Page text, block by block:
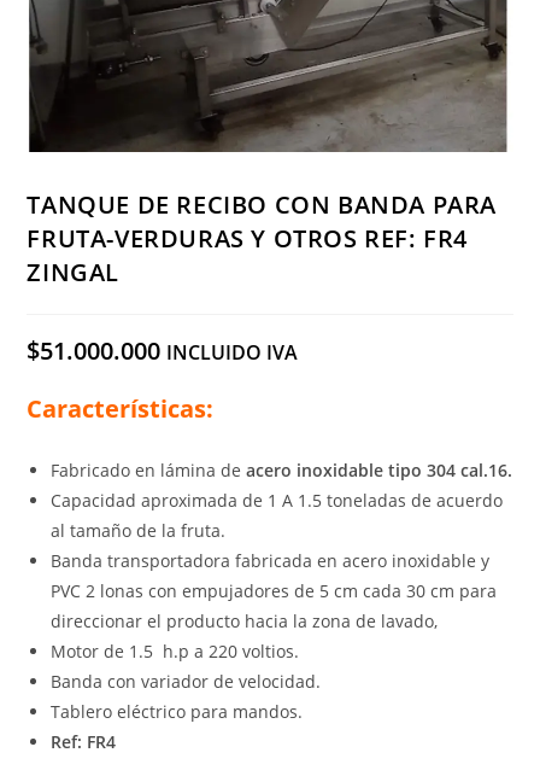
TANQUE DE RECIBO CON BANDA PARA
FRUTA-VERDURAS Y OTROS REF: FR4
ZINGAL
$51.000.000 INCLUIDO IVA
Características:
Fabricado en lámina deacero inoxidable tipo 304 cal.16.
Capacidad aproximada de 1 A 1.5 toneladas de acuerdo
al tamaño de la fruta.
Banda transportadora fabricada en acero inoxidable y
PVC 2 lonas con empujadores de 5 cm cada 30 cm para
direccionar el producto hacia la zona de lavado,
Motor de 1.5 h.p a 220 voltios.
Banda con variador de velocidad.
Tablero eléctrico para mandos.
Ref: FR4